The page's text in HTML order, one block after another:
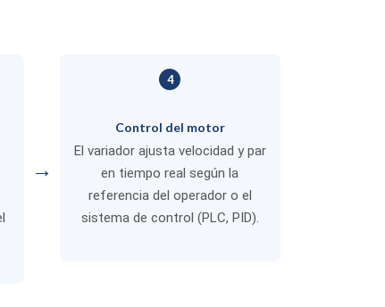
→
4
Control del motor
El variador ajusta velocidad y par
en tiempo real según la
referencia del operador o el
sistema de control (PLC, PID).